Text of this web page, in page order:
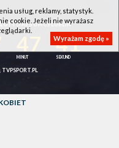
LOTTO AZS UMCS LUBLIN
41
TVPSPORT.PL
usług, reklamy, statystyk.
cookie. Jeżeli nie wyrażasz
Wyrażam zgodę »